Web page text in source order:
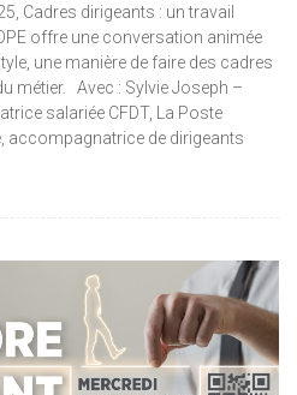
Cadres dirigeants : un travail
offre une conversation animée
une manière de faire des cadres
métier. Avec : Sylvie Joseph –
salariée CFDT, La Poste
accompagnatrice de dirigeants